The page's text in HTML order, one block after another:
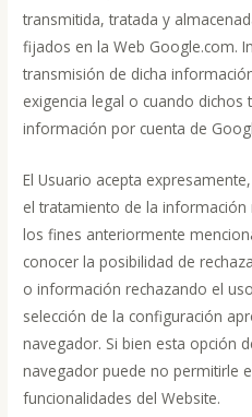
transmitida, tratada y
fijados en la Web Google.com.
transmisión de dicha
exigencia legal o cuando dichos
información por cuenta de
El Usuario acepta
el tratamiento de la
los fines anteriormente
conocer la posibilidad de
o información rechazando el
selección de la configuración
navegador. Si bien esta opción
navegador puede no permitirle
funcionalidades del Website.